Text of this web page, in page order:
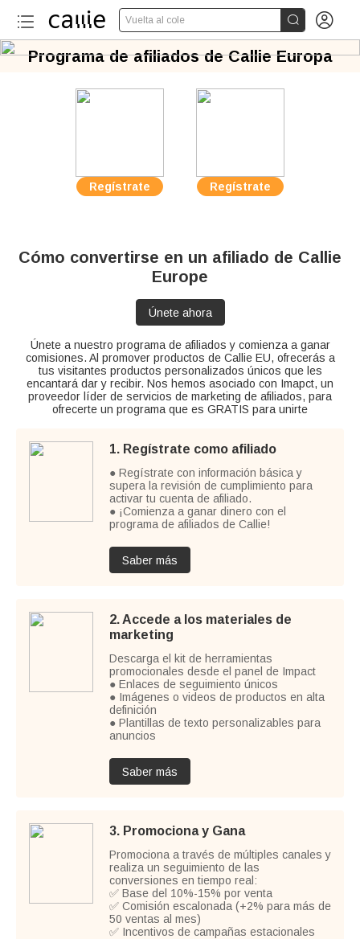
Vuelta al cole  
Programa de afiliados de Callie Europa
Regístrate Regístrate
Cómo convertirse en un afiliado de Callie
Europe
Únete ahora
Únete a nuestro programa de afiliados y comienza a ganar
comisiones. Al promover productos de Callie EU, ofrecerás a
tus visitantes productos personalizados únicos que les
encantará dar y recibir. Nos hemos asociado con Imapct, un
proveedor líder de servicios de marketing de afiliados, para
ofrecerte un programa que es GRATIS para unirte
1. Regístrate como afiliado
● Regístrate con información básica y
supera la revisión de cumplimiento para
activar tu cuenta de afiliado.
● ¡Comienza a ganar dinero con el
programa de afiliados de Callie!
Saber más
2. Accede a los materiales de
marketing
Descarga el kit de herramientas
promocionales desde el panel de Impact
● Enlaces de seguimiento únicos
● Imágenes o videos de productos en alta
definición
● Plantillas de texto personalizables para
anuncios
Saber más
3. Promociona y Gana
Promociona a través de múltiples canales y
realiza un seguimiento de las
conversiones en tiempo real:
✅ Base del 10%-15% por venta
✅ Comisión escalonada (+2% para más de
50 ventas al mes)
✅ Incentivos de campañas estacionales